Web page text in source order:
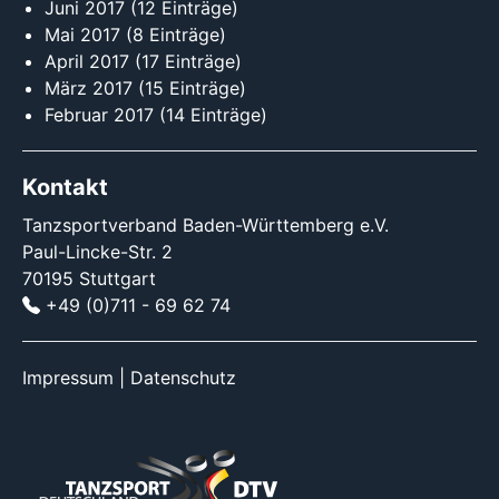
Juni 2017 (12 Einträge)
Mai 2017 (8 Einträge)
April 2017 (17 Einträge)
März 2017 (15 Einträge)
Februar 2017 (14 Einträge)
Kontakt
Tanzsportverband Baden-Württemberg e.V.
Paul-Lincke-Str. 2
70195 Stuttgart
+49 (0)711 - 69 62 74
Impressum Datenschutz